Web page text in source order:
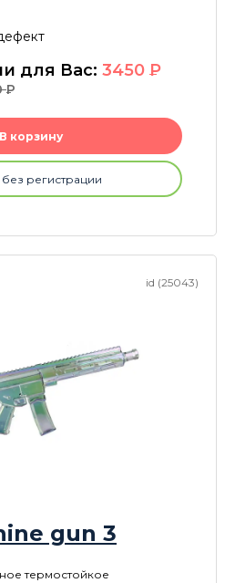
для Вас: 3450 P
P
В корзину
без регистрации
id (25043)
gun 3
термостойкое